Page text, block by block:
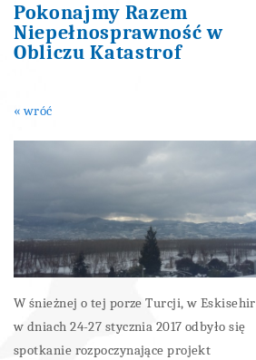
Pokonajmy Razem
Niepełnosprawność w
Obliczu Katastrof
« wróć
W śnieżnej o tej porze Turcji, w Eskisehir
w dniach 24-27 stycznia 2017 odbyło się
spotkanie rozpoczynające projekt